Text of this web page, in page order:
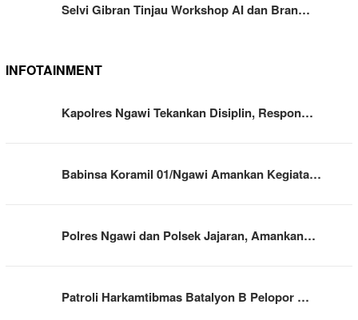
Selvi Gibran Tinjau Workshop AI dan Bran…
INFOTAINMENT
Kapolres Ngawi Tekankan Disiplin, Respon…
Babinsa Koramil 01/Ngawi Amankan Kegiata…
Polres Ngawi dan Polsek Jajaran, Amankan…
Patroli Harkamtibmas Batalyon B Pelopor …